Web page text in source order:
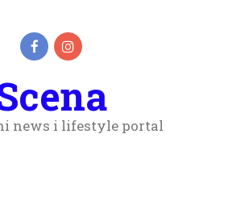
news i lifestyle portal